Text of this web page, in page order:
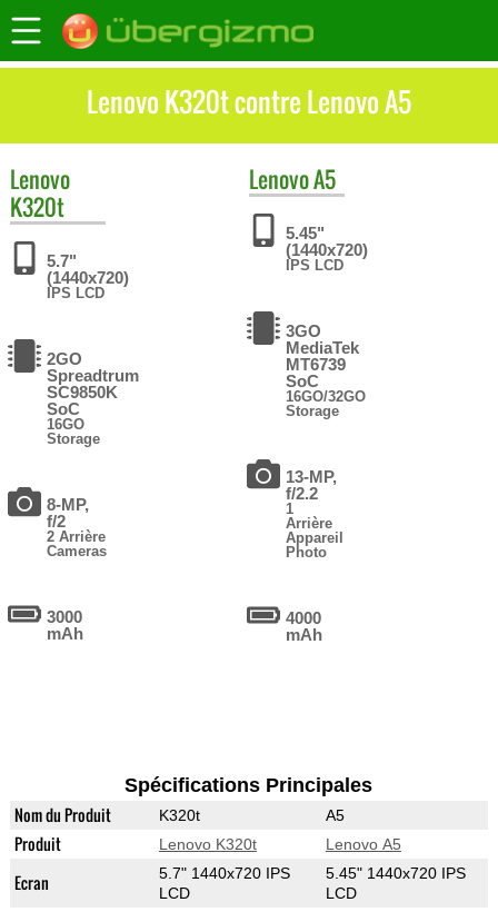
Lenovo K320t contre Lenovo A5
Lenovo
K320t
5.7"
(1440x720)
IPS LCD
2GO
Spreadtrum
SC9850K
SoC
16GO
Storage
8-MP,
f/2
2 Arrière
Cameras
3000
mAh
LenovoA5
5.45"
(1440x720)
IPS LCD
3GO
MediaTek
MT6739
SoC
16GO/32GO
Storage
13-MP,
f/2.2
1
Arrière
Appareil
Photo
4000
mAh
Spécifications Principales
Nom du Produit K320t A5
Produit Lenovo K320t Lenovo A5
Ecran
5.7" 1440x720 IPS
LCD
5.45" 1440x720 IPS
LCD